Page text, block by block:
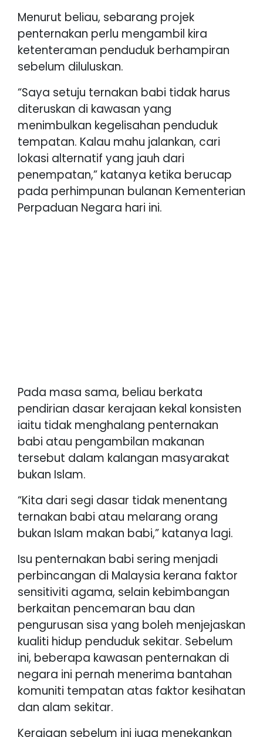
Menurut beliau, sebarang projek
penternakan perlu mengambil kira
ketenteraman penduduk berhampiran
sebelum diluluskan.
“Saya setuju ternakan babi tidak harus
diteruskan di kawasan yang
menimbulkan kegelisahan penduduk
tempatan. Kalau mahu jalankan, cari
lokasi alternatif yang jauh dari
penempatan,” katanya ketika berucap
pada perhimpunan bulanan Kementerian
Perpaduan Negara hari ini.
Pada masa sama, beliau berkata
pendirian dasar kerajaan kekal konsisten
iaitu tidak menghalang penternakan
babi atau pengambilan makanan
tersebut dalam kalangan masyarakat
bukan Islam.
“Kita dari segi dasar tidak menentang
ternakan babi atau melarang orang
bukan Islam makan babi,” katanya lagi.
Isu penternakan babi sering menjadi
perbincangan di Malaysia kerana faktor
sensitiviti agama, selain kebimbangan
berkaitan pencemaran bau dan
pengurusan sisa yang boleh menjejaskan
kualiti hidup penduduk sekitar. Sebelum
ini, beberapa kawasan penternakan di
negara ini pernah menerima bantahan
komuniti tempatan atas faktor kesihatan
dan alam sekitar.
Kerajaan sebelum ini juga menekankan